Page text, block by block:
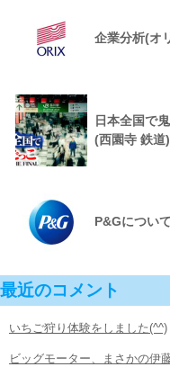
企業分析(オ
日本全国で
(西園寺 鉄道)
P&Gについて
最近のコメント
いちご狩り体験をしました(^^)
ビッグモーター、まさかの伊